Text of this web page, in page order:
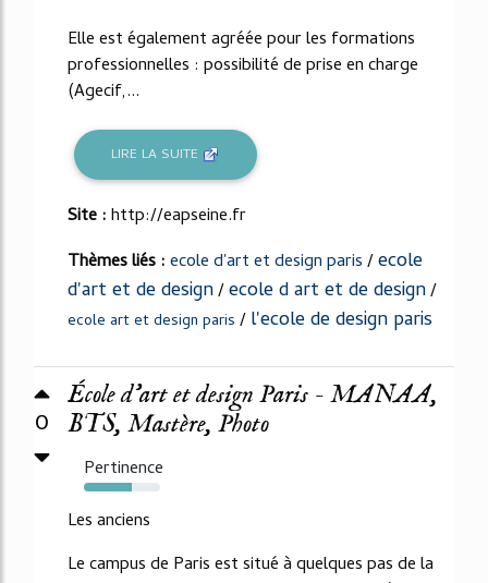
Elle est également agréée pour les formations
professionnelles : possibilité de prise en charge
(Agecif,...
LIRE LA SUITE
Site :http://eapseine.fr
Thèmes liés :ecole d'art et design paris/ecole
d'art et de design/ecole d art et de design/
ecole art et design paris /l'ecole de design paris
0
École d'art et design Paris - MANAA,
BTS, Mastère, Photo
Pertinence
63%
Les anciens
Le campus de Paris est situé à quelques pas de la